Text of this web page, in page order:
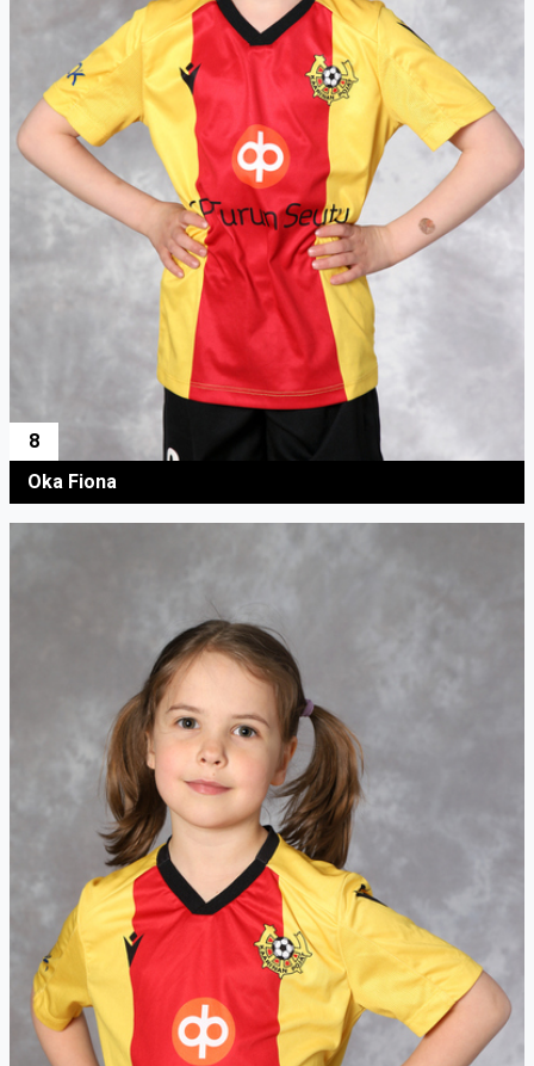
8
Oka Fiona